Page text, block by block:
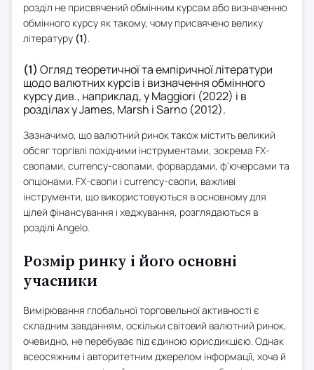
розділ не присвячений обмінним курсам або визначенню
обмінного курсу як такому, чому присвячено велику
літературу (1).
(1) Огляд теоретичної та емпіричної літератури
щодо валютних курсів і визначення обмінного
курсу див., наприклад, у Maggiori (2022) і в
розділах у James, Marsh і Sarno (2012).
Зазначимо, що валютний ринок також містить великий
обсяг торгівлі похідними інструментами, зокрема FX-
свопами, currency-свопами, форвардами, ф'ючерсами та
опціонами. FX-свопи і currency-свопи, важливі
інструменти, що використовуються в основному для
цілей фінансування і хеджування, розглядаються в
розділі Angelo.
Розмір ринку і його основні
учасники
Вимірювання глобальної торговельної активності є
складним завданням, оскільки світовий валютний ринок,
очевидно, не перебуває під єдиною юрисдикцією. Однак
всеосяжним і авторитетним джерелом інформації, хоча й